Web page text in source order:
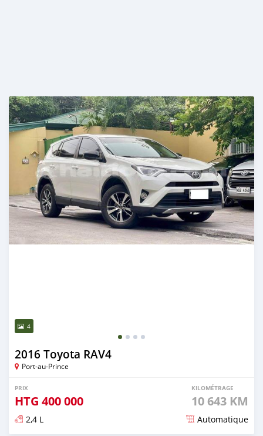
4
2016 Toyota RAV4
Port-au-Prince
PRIX
HTG 400 000
KILOMÉTRAGE
10 643 KM
2,4 L Automatique